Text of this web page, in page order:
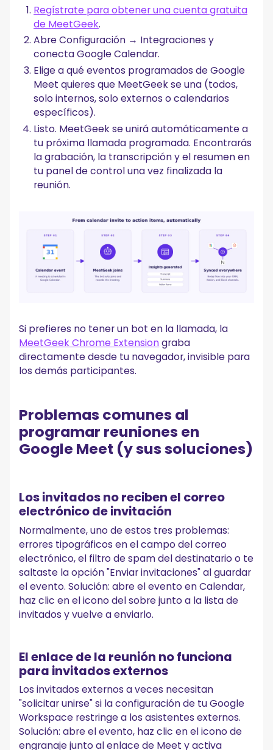
Regístrate para obtener una cuenta gratuita
de MeetGeek.
Abre Configuración → Integraciones y
conecta Google Calendar.
Elige a qué eventos programados de Google
Meet quieres que MeetGeek se una (todos,
solo internos, solo externos o calendarios
específicos).
Listo. MeetGeek se unirá automáticamente a
tu próxima llamada programada. Encontrarás
la grabación, la transcripción y el resumen en
tu panel de control una vez finalizada la
reunión.
Si prefieres no tener un bot en la llamada, la
MeetGeek Chrome Extensiongraba
directamente desde tu navegador, invisible para
los demás participantes.
Problemas comunes al
programar reuniones en
Google Meet (y sus soluciones)
Los invitados no reciben el correo
electrónico de invitación
Normalmente, uno de estos tres problemas:
errores tipográficos en el campo del correo
electrónico, el filtro de spam del destinatario o te
saltaste la opción "Enviar invitaciones" al guardar
el evento. Solución: abre el evento en Calendar,
haz clic en el icono del sobre junto a la lista de
invitados y vuelve a enviarlo.
El enlace de la reunión no funciona
para invitados externos
Los invitados externos a veces necesitan
"solicitar unirse" si la configuración de tu Google
Workspace restringe a los asistentes externos.
Solución: abre el evento, haz clic en el icono de
engranaje junto al enlace de Meet y activa